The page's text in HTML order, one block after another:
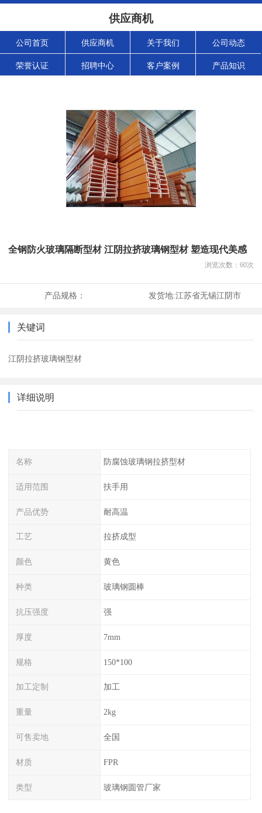
供应商机
公司首页 供应商机 关于我们 公司动态
荣誉认证 招聘中心 客户案例 产品知识
全钢防火玻璃隔断型材 江阴拉挤玻璃钢型材 塑造现代美感
浏览次数： 60次
产品规格： 发货地:江苏省无锡江阴市
关键词
江阴拉挤玻璃钢型材
详细说明
名称 防腐蚀玻璃钢拉挤型材
适用范围 扶手用
产品优势 耐高温
工艺 拉挤成型
颜色 黄色
种类 玻璃钢圆棒
抗压强度 强
厚度 7mm
规格 150*100
加工定制 加工
重量 2kg
可售卖地 全国
材质 FPR
类型 玻璃钢圆管厂家